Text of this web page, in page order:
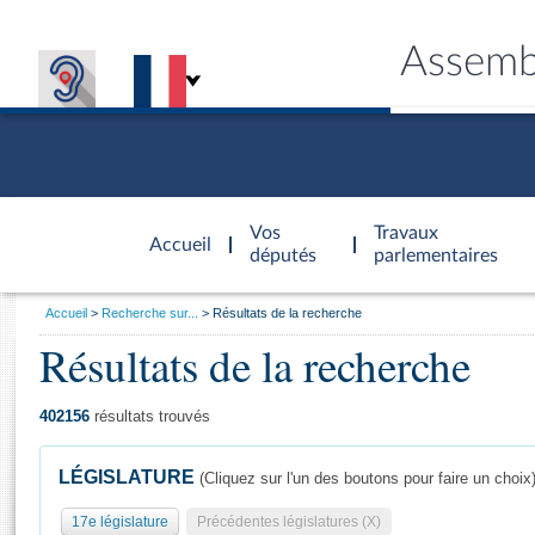
Accueil
d'accueil
Vos
députés
Travaux
parlementaires
Général
Vous
Accueil Recherche sur... Résultats de la recherche
Résultats de la recherche
402156 résultats trouvés
LÉGISLATURE (Cliquez sur l'un des boutons pour faire un choix)
17e législature Précédentes législatures (X)